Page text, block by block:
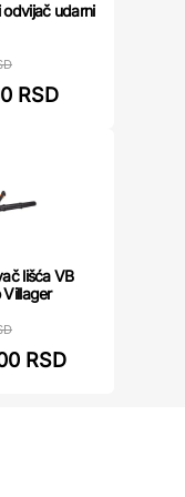
odvijač udarni
RSD
lišća VB
Villager
RSD